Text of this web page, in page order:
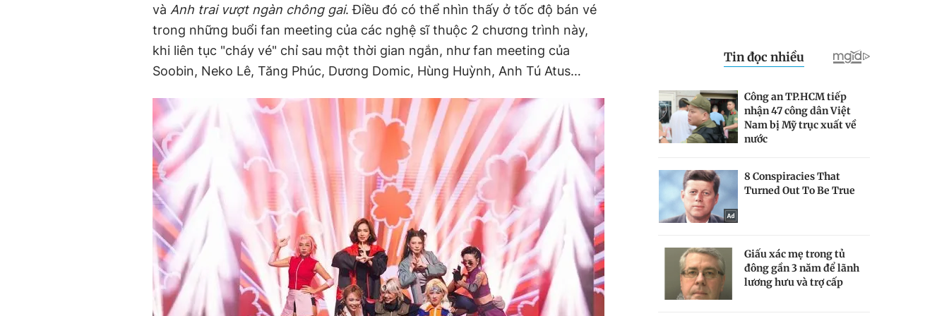
và Anh trai vượt ngàn chông gai. Điều đó có thể nhìn thấy ở tốc độ bán vé
trong những buổi fan meeting của các nghệ sĩ thuộc 2 chương trình này,
khi liên tục "cháy vé" chỉ sau một thời gian ngắn, như fan meeting của
Soobin, Neko Lê, Tăng Phúc, Dương Domic, Hùng Huỳnh, Anh Tú Atus…